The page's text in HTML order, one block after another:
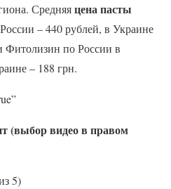
Средняяцена пасты
– 440 рублей, в Украине
Фитолизин по России в
– 188 грн.
(выбор видео в правом
5)